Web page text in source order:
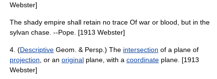
Webster]
The shady empire shall retain no trace Of war or blood, but in the
sylvan chase. --Pope. [1913 Webster]
4. (Descriptive Geom. & Persp.) The intersection of a plane of
projection , or an original plane, with a coordinate plane. [1913
Webster]